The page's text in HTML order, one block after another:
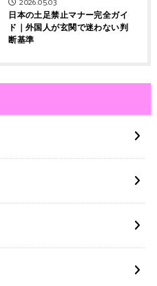
日本の土足禁止マナー完全ガイ
ド｜外国人が玄関で迷わない判
断基準